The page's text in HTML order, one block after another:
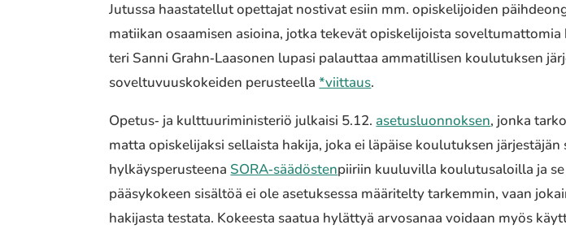
Jutussa haas­ta­tel­lut opet­ta­jat nosti­vat esiin mm. opis­ke­li­joi­den
ma­tii­kan osaa­mi­sen asioina, jotka tekevät opis­ke­li­jois­ta
te­ri Sanni Grahn‐Laasonen lupasi palaut­taa amma­til­li­sen koulu­tuk­sen
sovel­tu­vuus­ko­kei­den perus­teel­la*viit­taus.
Opetus‐ ja kult­tuu­ri­mi­nis­te­riö julkai­si 5.12. asetus­luon­nok­sen, jonka
mat­ta opis­ke­li­jak­si sellais­ta hakija, joka ei läpäise koulu­tuk­sen
hylkäys­pe­rus­tee­na SORA‐säädöstenpiiriin kuulu­vil­la koulu­tus­aloil­la ja
pääsy­ko­keen sisäl­töä ei ole asetuk­ses­sa määri­tel­ty tarkem­min, vaan
haki­jas­ta testata. Kokeesta saatua hylät­tyä arvo­sa­naa voidaan myös